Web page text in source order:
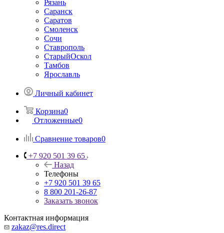
Рязань
Саранск
Саратов
Смоленск
Сочи
Ставрополь
СтарыйОскол
Тамбов
Ярославль
Личный кабинет
Корзина0
Отложенные0
Сравнение товаров0
+7 920 501 39 65
Назад
Телефоны
+7 920 501 39 65
8 800 201-26-87
Заказать звонок
Контактная информация
zakaz@res.direct